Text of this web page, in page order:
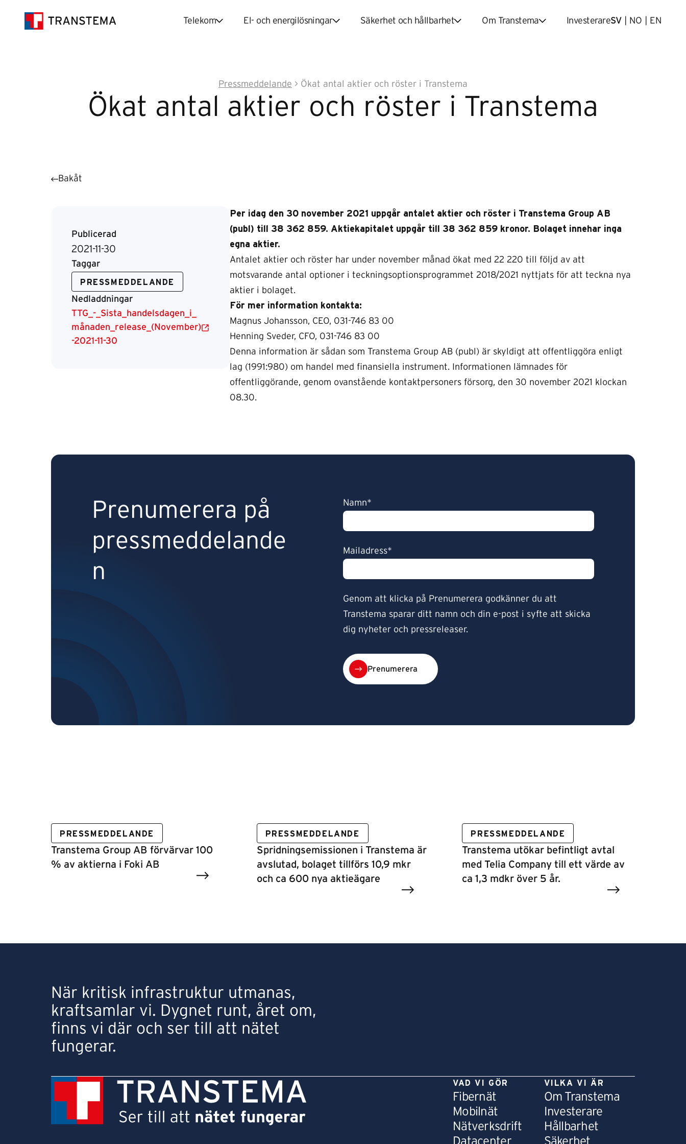
Telekom El- och energilösningar Säkerhet och hållbarhet Om Transtema InvesterareSV NO EN
Pressmeddelande > Ökat antal aktier och röster i Transtema
Ökat antal aktier och röster i Transtema
Bakåt
Publicerad
2021-11-30
Taggar
PRESSMEDDELANDE
Nedladdningar
TTG_-_Sista_handelsdagen_i_
månaden_release_(November)
-2021-11-30
Per idag den 30 november 2021 uppgår antalet aktier och röster i Transtema Group AB
(publ) till 38 362 859. Aktiekapitalet uppgår till 38 362 859 kronor. Bolaget innehar inga
egna aktier.
Antalet aktier och röster har under november månad ökat med 22 220 till följd av att
motsvarande antal optioner i teckningsoptionsprogrammet 2018/2021 nyttjats för att teckna nya
aktier i bolaget.
För mer information kontakta:
Magnus Johansson, CEO, 031-746 83 00
Henning Sveder, CFO, 031-746 83 00
Denna information är sådan som Transtema Group AB (publ) är skyldigt att offentliggöra enligt
lag (1991:980) om handel med finansiella instrument. Informationen lämnades för
offentliggörande, genom ovanstående kontaktpersoners försorg, den 30 november 2021 klockan
08.30.
Prenumerera på
pressmeddelande
n
Namn*
Mailadress*
Genom att klicka på Prenumerera godkänner du att
Transtema sparar ditt namn och din e-post i syfte att skicka
dig nyheter och pressreleaser.
Prenumerera
PRESSMEDDELANDE
Transtema Group AB förvärvar 100
% av aktierna i Foki AB
PRESSMEDDELANDE
Spridningsemissionen i Transtema är
avslutad, bolaget tillförs 10,9 mkr
och ca 600 nya aktieägare
PRESSMEDDELANDE
Transtema utökar befintligt avtal
med Telia Company till ett värde av
ca 1,3 mdkr över 5 år.
När kritisk infrastruktur utmanas,
kraftsamlar vi. Dygnet runt, året om,
finns vi där och ser till att nätet
fungerar.
VAD VI GÖR
Fibernät
Mobilnät
Nätverksdrift
Datacenter
VILKA VI ÄR
Om Transtema
Investerare
Hållbarhet
Säkerhet